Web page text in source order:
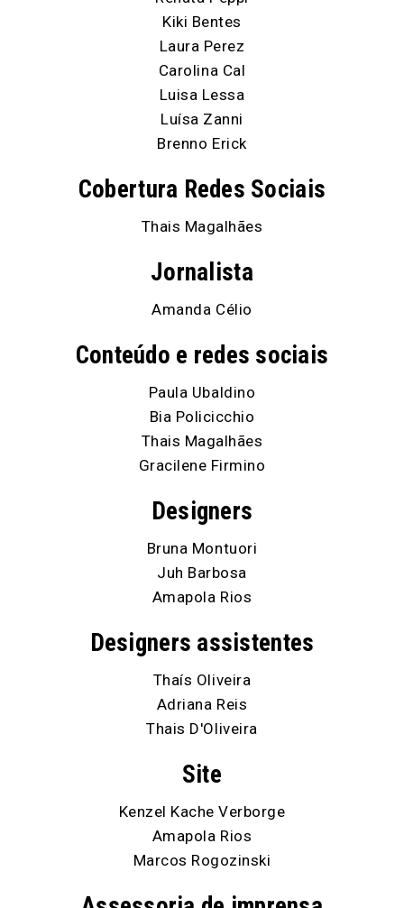
Kiki Bentes
Laura Perez
Carolina Cal
Luisa Lessa
Luísa Zanni
Brenno Erick
Cobertura Redes Sociais
Thais Magalhães
Jornalista
Amanda Célio
Conteúdo e redes sociais
Paula Ubaldino
Bia Policicchio
Thais Magalhães
Gracilene Firmino
Designers
Bruna Montuori
Juh Barbosa
Amapola Rios
Designers assistentes
Thaís Oliveira
Adriana Reis
Thais D'Oliveira
Site
Kenzel Kache Verborge
Amapola Rios
Marcos Rogozinski